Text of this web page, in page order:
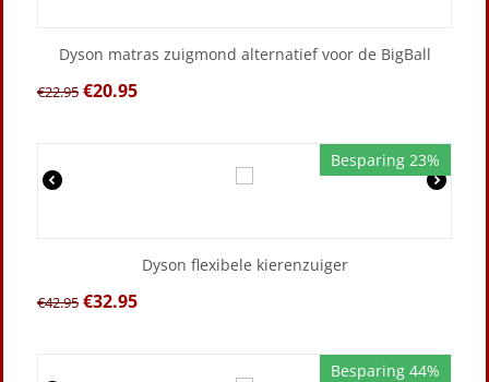
Dyson matras zuigmond alternatief voor de BigBall
€22.95 €20.95
Besparing 23%
Dyson flexibele kierenzuiger
€42.95 €32.95
Besparing 44%